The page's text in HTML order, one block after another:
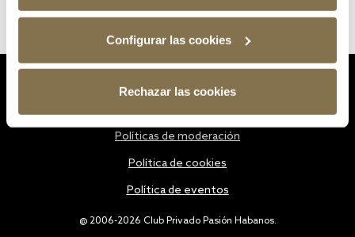
Configurar las cookies
Rechazar las cookies
@ 2006-2026 Club Privado Pasión Habanos.
Políticas de moderación
Política de cookies
Política de eventos